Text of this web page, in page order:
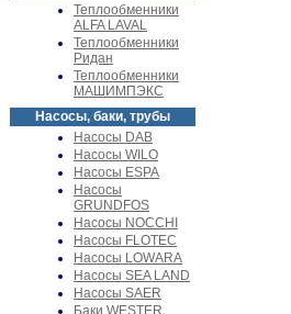
Теплообменники
ALFA LAVAL
Теплообменники
Ридан
Теплообменники
МАШИМПЭКС
Насосы, баки, трубы
Насосы DAB
Насосы WILO
Насосы ESPA
Насосы
GRUNDFOS
Насосы NOCCHI
Насосы FLOTEC
Насосы LOWARA
Насосы SEA LAND
Насосы SAER
Баки WESTER